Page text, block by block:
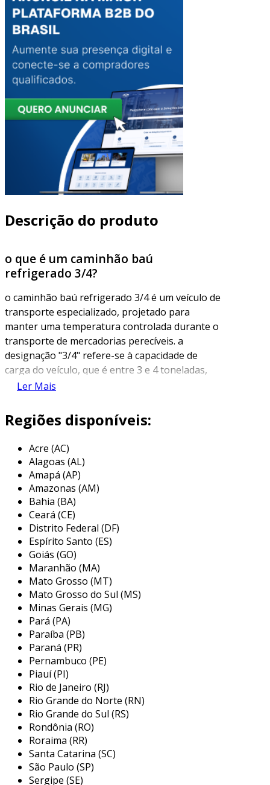
Descrição do produto
o que é um caminhão baú
refrigerado 3/4?
o caminhão baú refrigerado 3/4 é um veículo de
transporte especializado, projetado para
manter uma temperatura controlada durante o
transporte de mercadorias perecíveis. a
designação "3/4" refere-se à capacidade de
carga do veículo, que é entre 3 e 4 toneladas,
tornando-o ideal para pequenas e médias
eficiente para produtos como alimentos,
medicamentos e flores.
este tipo de caminhão é equipado com um
sistema de refrigeração que permite a variação
de temperatura, garantindo que os produtos
cheguem ao seu destino em condições ideais.
além disso, o baú é projetado para maximizar o
espaço disponível e proteger os itens
transportados contra fatores externos, como
chuva e poeira.
principais aplicações do caminhão
baú refrigerado 3/4
os caminhões baú refrigerados 3/4 são
amplamente utilizados em vários setores,
devido à sua capacidade de transporte e
eficiência. entre as principais aplicações,
podemos listar:
transporte de alimentos:
supermercados e restaurantes utilizam
esses veículos para transportar produtos
como carnes, laticínios e vegetais, que
exigem temperaturas específicas para
garantir a segurança alimentar.
Ler Mais
Regiões disponíveis:
Acre (AC)
Alagoas (AL)
Amapá (AP)
Amazonas (AM)
Bahia (BA)
Ceará (CE)
Distrito Federal (DF)
Espírito Santo (ES)
Goiás (GO)
Maranhão (MA)
Mato Grosso (MT)
Mato Grosso do Sul (MS)
Minas Gerais (MG)
Pará (PA)
Paraíba (PB)
Paraná (PR)
Pernambuco (PE)
Piauí (PI)
Rio de Janeiro (RJ)
Rio Grande do Norte (RN)
Rio Grande do Sul (RS)
Rondônia (RO)
Roraima (RR)
Santa Catarina (SC)
São Paulo (SP)
Sergipe (SE)